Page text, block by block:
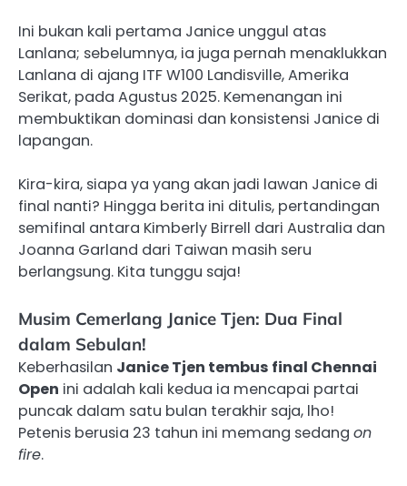
Ini bukan kali pertama Janice unggul atas
Lanlana; sebelumnya, ia juga pernah menaklukkan
Lanlana di ajang ITF W100 Landisville, Amerika
Serikat, pada Agustus 2025. Kemenangan ini
membuktikan dominasi dan konsistensi Janice di
lapangan.
Kira-kira, siapa ya yang akan jadi lawan Janice di
final nanti? Hingga berita ini ditulis, pertandingan
semifinal antara Kimberly Birrell dari Australia dan
Joanna Garland dari Taiwan masih seru
berlangsung. Kita tunggu saja!
Musim Cemerlang Janice Tjen: Dua Final
dalam Sebulan!
Keberhasilan Janice Tjen tembus final Chennai
Open ini adalah kali kedua ia mencapai partai
puncak dalam satu bulan terakhir saja, lho!
Petenis berusia 23 tahun ini memang sedang on
fire.